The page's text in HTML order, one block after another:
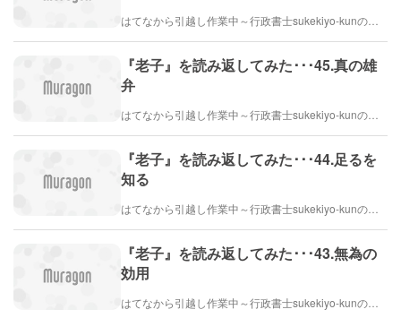
『老子』を読み返してみた･･･45.真の雄
弁
『老子』を読み返してみた･･･44.足るを
知る
『老子』を読み返してみた･･･43.無為の
効用
はてなから引越し作業中～行政書士sukekiyo-kunの家族法など（仮）